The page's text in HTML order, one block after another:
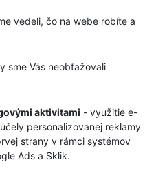
vedeli, čo na webe robíte a
sme Vás neobťažovali
aktivitami - využitie e-
personalizovanej reklamy
strany v rámci systémov
Ads a Sklik.
OBCHOD
GARANCIA
NAJNIŽŠÍCH CIEN